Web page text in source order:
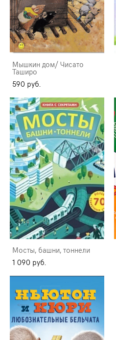
Мышкин дом/ Чисато
Таширо
590 pуб.
Мосты, башни, тоннели
1 090 pуб.